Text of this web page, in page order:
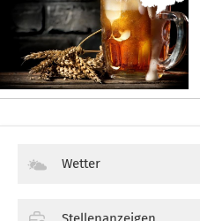
Wetter